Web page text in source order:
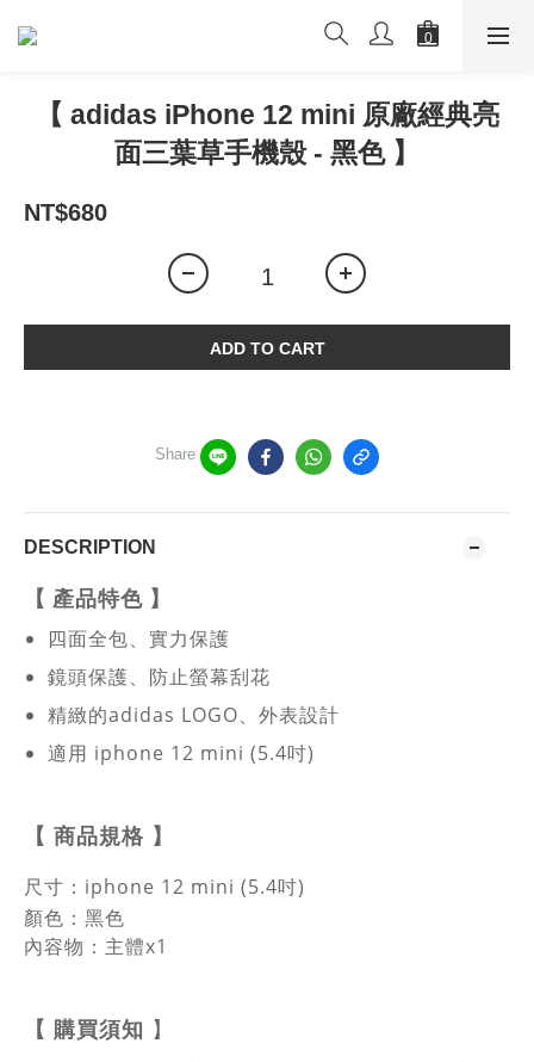
【 adidas iPhone 12 mini 原廠經典亮
面三葉草手機殼 - 黑色 】
NT$680
ADD TO CART
Share
DESCRIPTION
【 產品特色 】
四面全包、實力保護
鏡頭保護、防止螢幕刮花
精緻的adidas LOGO、 外表設計
適用 iphone 12 mini (5.4吋)
【 商品規格 】
尺寸： iphone 12 mini (5.4吋)
顏色：黑色
內容物：主體x1
【 購買須知 】